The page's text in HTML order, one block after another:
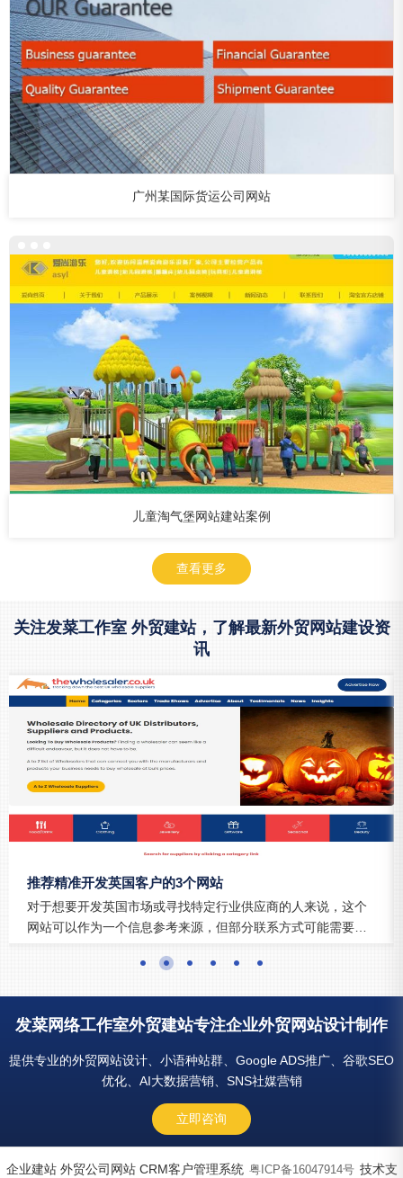
广州某国际货运公司网站
儿童淘气堡网站建站案例
查看更多
关注发菜工作室 外贸建站，了解最新外贸网站建设资
讯
推荐精准开发英国客户的3个网站
对于想要开发英国市场或寻找特定行业供应商的人来说，这个
网站可以作为一个信息参考来源，但部分联系方式可能需要结
发菜网络工作室外贸建站专注企业外贸网站设计制作
提供专业的外贸网站设计、小语种站群、Google ADS推广、谷歌SEO
优化、AI大数据营销、SNS社媒营销
立即咨询
企业建站 外贸公司网站 CRM客户管理系统 粤ICP备16047914号 技术支